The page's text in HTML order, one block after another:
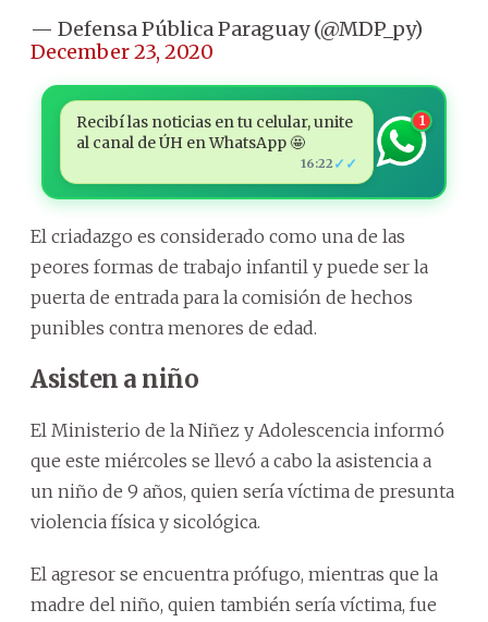
— Defensa Pública Paraguay (@MDP_py)
December 23, 2020
Recibí las noticias en tu celular, unite
al canal de ÚH en WhatsApp 🤩
16:22 ✓✓
1
El criadazgo es considerado como una de las
peores formas de trabajo infantil y puede ser la
puerta de entrada para la comisión de hechos
punibles contra menores de edad.
Asisten a niño
El Ministerio de la Niñez y Adolescencia informó
que este miércoles se llevó a cabo la asistencia a
un niño de 9 años, quien sería víctima de presunta
violencia física y sicológica.
El agresor se encuentra prófugo, mientras que la
madre del niño, quien también sería víctima, fue